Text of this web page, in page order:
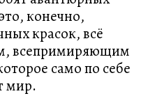
конечно,
красок, всё
всепримиряющим
само по себе
мир.